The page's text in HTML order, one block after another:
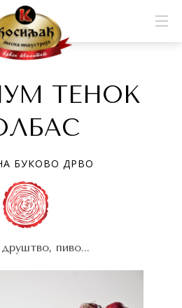
ТЕНОК
БУКОВО ДРВО
пиво...